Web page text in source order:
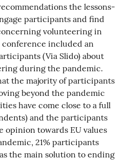
the lessons-
participants and find
volunteering in
included an
(Via Slido) about
during the pandemic.
the majority of participants
beyond the pandemic
have come close to a full
and the participants
opinion towards EU values
21% participants
the main solution to ending